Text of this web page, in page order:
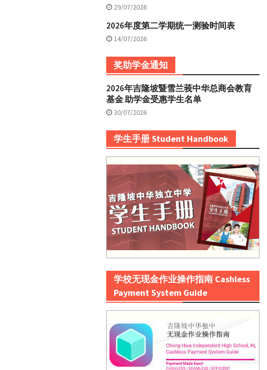
29/07/2026
2026年度第二学期统一测验时间表
14/07/2026
奖助学金通知
2026年吉隆坡暨雪兰莪中华总商会教育
基金 助学金受惠学生名单
30/07/2026
学生手册 Student Handbook
学校无现金作业操作指南 Cashless
Payment System Guide